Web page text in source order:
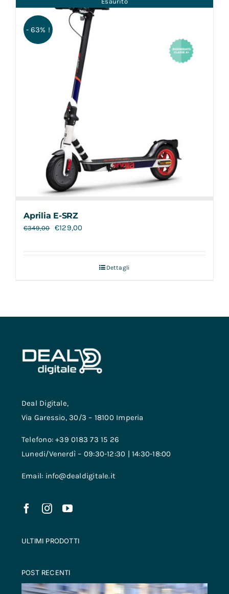
- 63% !
Aprilia E-SRZ
€349,00 €129,00
Dettagli
Deal Digitale,
Via Garessio, 30/3 – 18100 Imperia
Telefono: +39 0183 73 15 26
Lunedi/Venerdì – 09:30-12:30 | 14:30-18:00
Email: info@dealdigitale.it
ULTIMI PRODOTTI
POST RECENTI